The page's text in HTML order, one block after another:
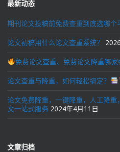
最新动态
期刊论文投稿前免费查重到底选哪个
论文初稿用什么论文查重系统？
免费论文查重、免费论文降重哪家
论文查重与降重，如何轻松搞定？
论文免费降重，一键降重，人工降
文一站式服务 2024年4月11日
文章归档